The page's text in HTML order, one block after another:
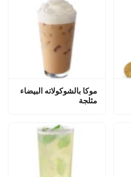
موكا بالشوكولاته البيضاء
مثلجة